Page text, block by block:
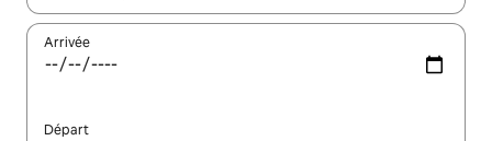
Arrivée
Départ